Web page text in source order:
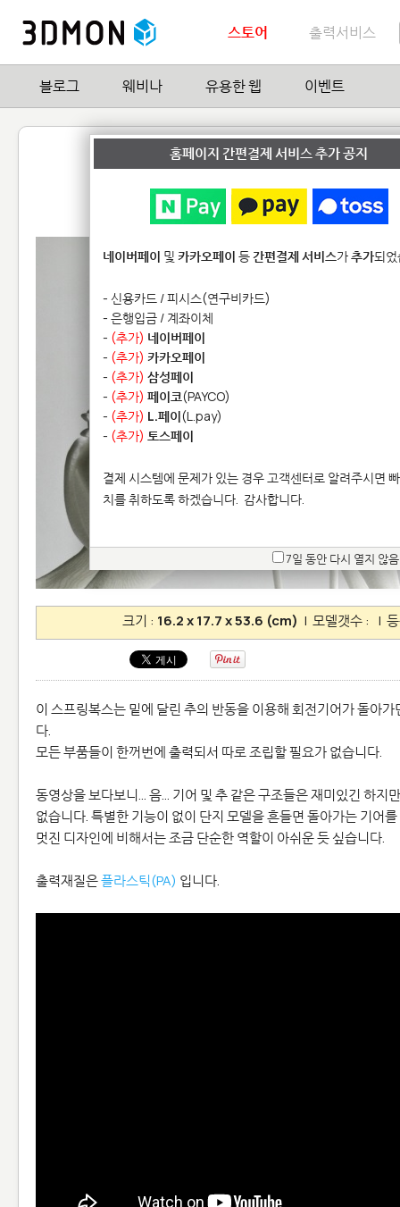
스토어 출력서비스
블로그 웨비나 유용한 웹 이벤트
움직이는 스프링복스
Michaella Janse van Vuuren 1| Hit
크기 : 16.2 x 17.7 x 53.6 (cm) | 모델갯수 : |
이 스프링복스는 밑에 달린 추의 반동을 이용해 회전기어가 돌아
다.
모든 부품들이 한꺼번에 출력되서 따로 조립할 필요가 없습니다.
동영상을 보다보니... 음... 기어 및 추 같은 구조들은 재미있긴 하지
없습니다. 특별한 기능이 없이 단지 모델을 흔들면 돌아가는 기어
멋진 디자인에 비해서는 조금 단순한 역할이 아쉬운 듯 싶습니다.
출력재질은플라스틱(PA) 입니다.
홈페이지 간편결제 서비스 추가 공지
네이버페이 및 카카오페이 등간편결제 서비스가추가되
- 신용카드 / 피시스(연구비카드)
- 은행입금 / 계좌이체
- (추가) 네이버페이
- (추가) 카카오페이
- (추가) 삼성페이
- (추가) 페이코(PAYCO)
- (추가) L.페이(L.pay)
- (추가) 토스페이
결제 시스템에 문제가 있는 경우 고객센터로 알려주시면
치를 취하도록 하겠습니다. 감사합니다.
7일 동안 다시 열지 않음